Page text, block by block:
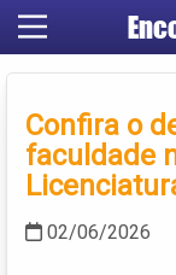
Confira o
faculdade
02/06/2026